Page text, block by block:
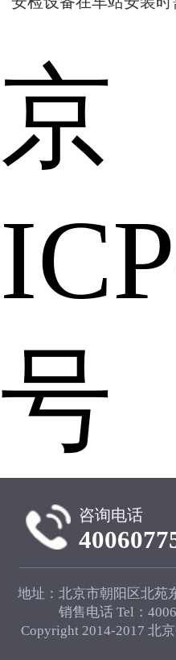
京
号
咨询电话
地址：北京市朝阳区北苑
销售电话 Tel：
Copyright 2014-2017 北